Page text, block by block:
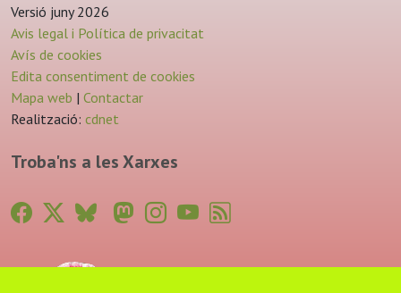
Versió juny 2026
Avis legal i Política de privacitat
Avís de cookies
Edita consentiment de cookies
Mapa web | Contactar
Realització: cdnet
Troba'ns a les Xarxes